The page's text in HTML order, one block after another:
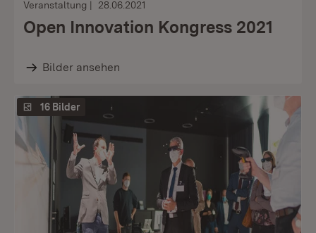
Veranstaltung 28.06.2021
Open Innovation Kongress 2021
Bilder ansehen
16 Bilder